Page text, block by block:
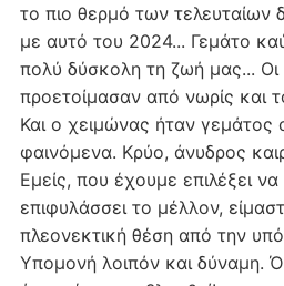
το πιο θερμό των τελευταίων
με αυτό του 2024... Γεμάτο
πολύ δύσκολη τη ζωή μας...
προετοίμασαν από νωρίς και
Και ο χειμώνας ήταν γεμάτος
φαινόμενα. Κρύο, άνυδρος
Εμείς, που έχουμε επιλέξει
επιφυλάσσει το μέλλον,
πλεονεκτική θέση από την
Υπομονή λοιπόν και δύναμη.